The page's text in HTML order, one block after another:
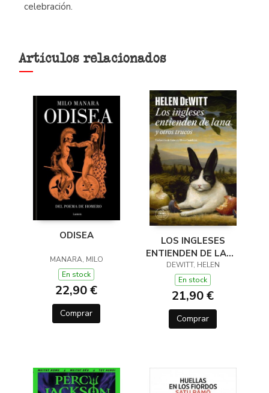
celebración.
Artículos relacionados
ODISEA
MANARA, MILO
En stock
22,90 €
Comprar
LOS INGLESES
ENTIENDEN DE LANA
(Y OTROS TRUCOS)
DEWITT, HELEN
En stock
21,90 €
Comprar